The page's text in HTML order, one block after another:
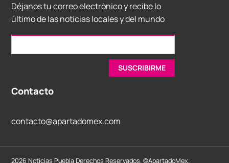
Déjanos tu correo electrónico y recibe lo
último de las noticias locales y del mundo
Contacto
contacto@apartadomex.com
2026 Noticias Puebla Derechos Reservados. ©ApartadoMex.